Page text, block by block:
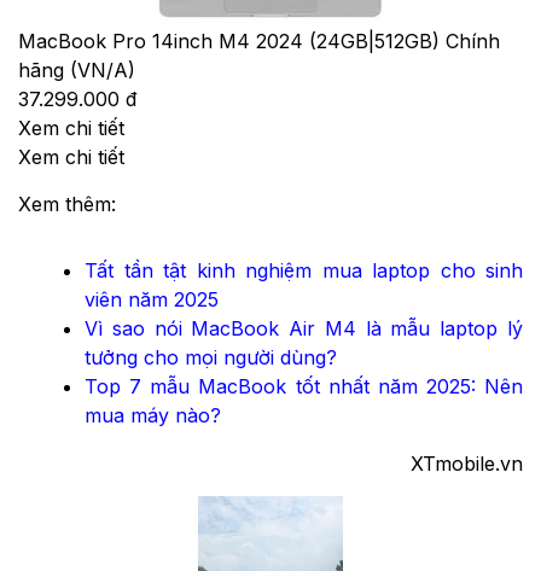
MacBook Pro 14inch M4 2024 (24GB|512GB) Chính
hãng (VN/A)
37.299.000 đ
Xem chi tiết
Xem chi tiết
Xem thêm:
Tất tần tật kinh nghiệm mua laptop cho sinh
viên năm 2025
Vì sao nói MacBook Air M4 là mẫu laptop lý
tưởng cho mọi người dùng?
Top 7 mẫu MacBook tốt nhất năm 2025: Nên
mua máy nào?
XTmobile.vn